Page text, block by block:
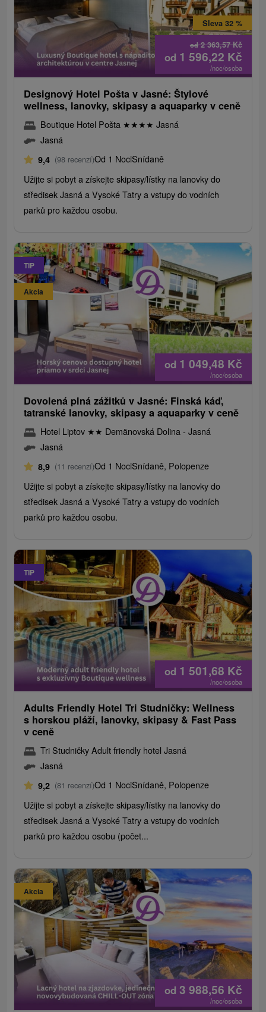
od2 363,57Kč
Sleva 32 %
od 1 596,22 Kč
/noc/osoba
Designový Hotel Pošta v Jasné: Štylové
wellness, lanovky, skipasy a aquaparky v ceně
Boutique Hotel Pošta ★★★★ Jasná
Jasná
9,4 (98 recenzí)Od 1 NociSnídaně
Užijte si pobyt a získejte skipasy/lístky na lanovky do
středisek Jasná a Vysoké Tatry a vstupy do vodních
parků pro každou osobu.
TIP
Akcia
od 1 049,48 Kč
/noc/osoba
Dovolená plná zážitků v Jasné: Finská káď,
tatranské lanovky, skipasy a aquaparky v ceně
Hotel Liptov ★★ Demänovská Dolina - Jasná
Jasná
8,9 (11 recenzí)Od 1 NociSnídaně, Polopenze
Užijte si pobyt a získejte skipasy/lístky na lanovky do
středisek Jasná a Vysoké Tatry a vstupy do vodních
parků pro každou osobu.
TIP
od 1 501,68 Kč
/noc/osoba
Adults Friendly Hotel Tri Studničky: Wellness
s horskou pláží, lanovky, skipasy & Fast Pass
v ceně
Tri Studničky Adult friendly hotel Jasná
Jasná
9,2 (81 recenzí)Od 1 NociSnídaně, Polopenze
Užijte si pobyt a získejte skipasy/lístky na lanovky do
středisek Jasná a Vysoké Tatry a vstupy do vodních
parků pro každou osobu (počet...
Akcia
od 3 988,56 Kč
/noc/osoba